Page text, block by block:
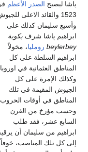
پاشا ليصبح الصدر الأعظم
1523 والقائد الاعلى
وأسبغ سليمان كذلك على
ابراهيم پاشا شرف بكوية
beylerbey رومليا، مخولاً
ابراهيم السلطة على كل
المناطق العثمانية في
وكذلك الإمرة على كل
الجيوش المقيمة في تلك
المناطق في أوقات الحروب.
وحسب مؤرخ من القرن
السابع عشر، فقد طلب
ابراهيم من سليمان أن
إلى كل تلك المناصب، خوفاً